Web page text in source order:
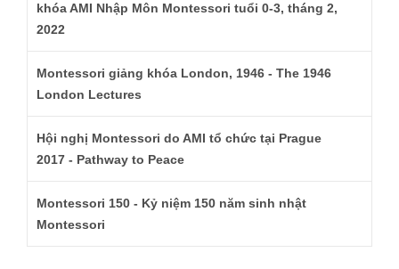
khóa AMI Nhập Môn Montessori tuổi 0-3, tháng 2,
2022
Montessori giảng khóa London, 1946 - The 1946
London Lectures
Hội nghị Montessori do AMI tổ chức tại Prague
2017 - Pathway to Peace
Montessori 150 - Kỷ niệm 150 năm sinh nhật
Montessori